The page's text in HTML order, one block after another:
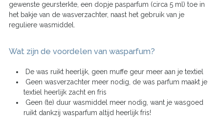
gewenste geursterkte, een dopje pasparfum (circa 5 ml) toe in
het bakje van de wasverzachter, naast het gebruik van je
reguliere wasmiddel.
Wat zijn de voordelen van wasparfum?
De was ruikt heerlijk, geen muffe geur meer aan je textiel
Geen wasverzachter meer nodig, de was parfum maakt je
textiel heerlijk zacht en fris
Geen (te) duur wasmiddel meer nodig, want je wasgoed
ruikt dankzij wasparfum altijd heerlijk fris!